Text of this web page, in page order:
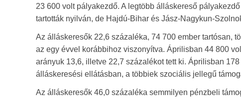
23 600 volt pályakezdő. A legtöbb álláskereső
tartották nyilván, de Hajdú-Bihar és Jász-Nagykun-
Az álláskeresők 22,6 százaléka, 74 700 ember tartósan,
az egy évvel korábbihoz viszonyítva. Áprilisban 44 800
arányuk 13,6, illetve 22,7 százalékot tett ki. Áprilisban
álláskeresési ellátásban, a többiek szociális jellegű
Az álláskeresők 46,0 százaléka semmilyen pénzbeli